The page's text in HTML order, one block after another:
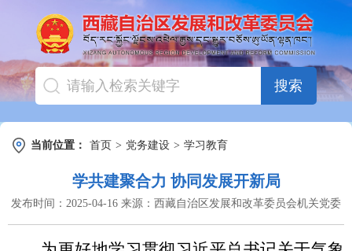
搜索
当前位置： 首页 > 党务建设 > 学习教育
学共建聚合力 协同发展开新局
发布时间： 2025-04-16 来源： 西藏自治区发展和改革委员会机关党委